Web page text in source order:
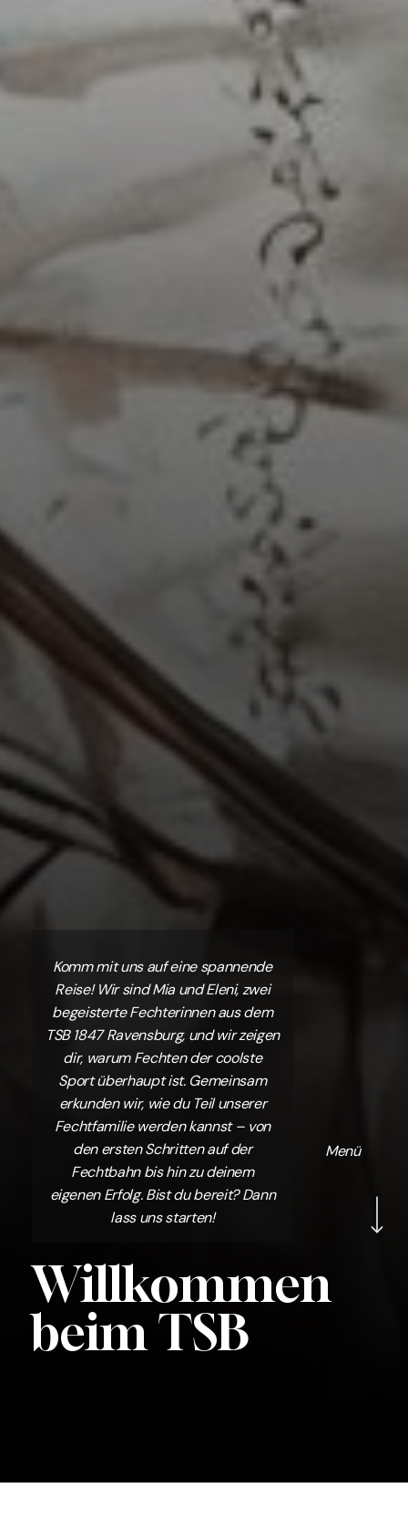
Komm mit uns auf eine spannende
Reise! Wir sind Mia und Eleni, zwei
begeisterte Fechterinnen aus dem
TSB 1847 Ravensburg, und wir zeigen
dir, warum Fechten der coolste
Sport überhaupt ist. Gemeinsam
erkunden wir, wie du Teil unserer
Fechtfamilie werden kannst – von
den ersten Schritten auf der
Fechtbahn bis hin zu deinem
eigenen Erfolg. Bist du bereit? Dann
lass uns starten!
Menü
Willkommen
beim TSB